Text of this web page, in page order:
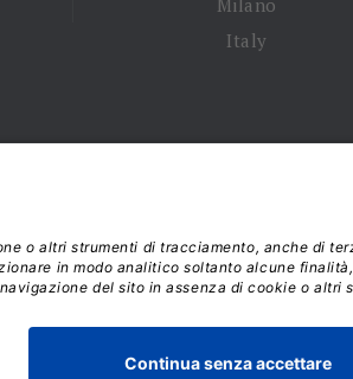
Italy
P.IVA 01702840180 | C.F. 01107460337
Protezione dei Dati: dpo@lswr.it
21 - 20134 Milano (MI)